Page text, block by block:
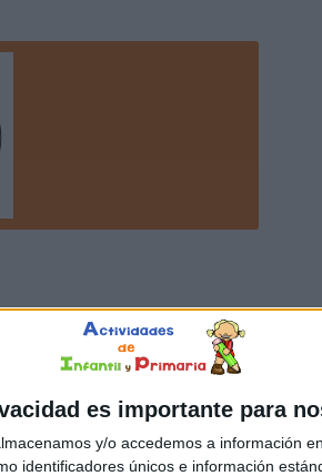
es importante para
y/o accedemos a información
identificadores únicos e información